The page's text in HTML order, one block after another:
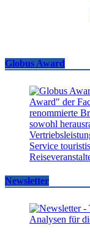
Globus Award
Newsletter